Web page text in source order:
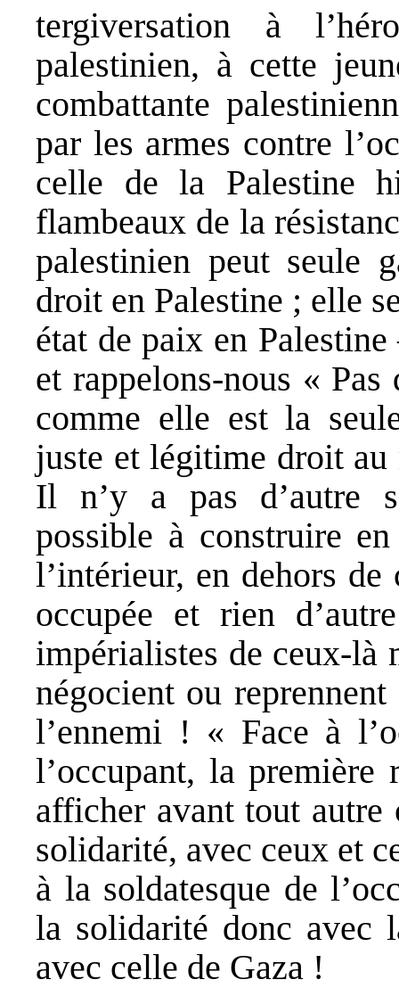
tergiversation à
palestinien, à cette
combattante
par les armes contre
celle de la Palestine
flambeaux de la
palestinien peut seule
droit en Palestine ; elle
état de paix en
et rappelons-nous «
comme elle est la
juste et légitime droit au
Il n’y a pas d’autre
possible à construire
l’intérieur, en dehors de
occupée et rien
impérialistes de ceux-là
négocient ou
l’ennemi ! « Face à
l’occupant, la première
afficher avant tout
solidarité, avec ceux et
à la soldatesque de
la solidarité donc avec
avec celle de Gaza !